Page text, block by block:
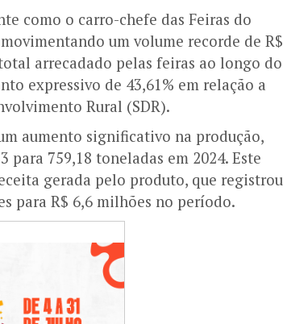
como o carro-chefe das Feiras do
um volume recorde de R$
arrecadado pelas feiras ao longo do
expressivo de 43,61% em relação a
Rural (SDR).
aumento significativo na produção,
para 759,18 toneladas em 2024. Este
gerada pelo produto, que registrou
para R$ 6,6 milhões no período.